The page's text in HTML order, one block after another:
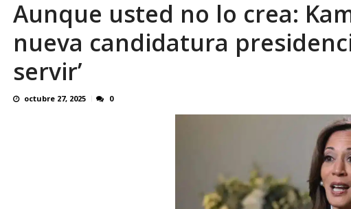
Senador Rick Scott usa su influencia para acelerar
Aunque usted no lo crea:
nueva candidatura
servir’
octubre 27, 2025 0